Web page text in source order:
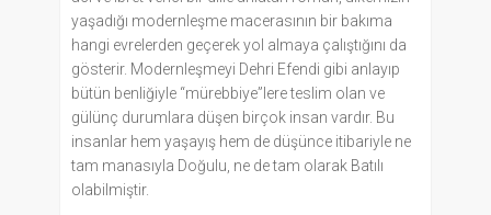
yaşadığı modernleşme macerasının bir bakıma
hangi evrelerden geçerek yol almaya çalıştığını da
gösterir. Modernleşmeyi Dehri Efendi gibi anlayıp
bütün benliğiyle “mürebbiye”lere teslim olan ve
gülünç durumlara düşen birçok insan vardır. Bu
insanlar hem yaşayış hem de düşünce itibariyle ne
tam manasıyla Doğulu, ne de tam olarak Batılı
olabilmiştir.